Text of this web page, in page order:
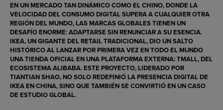
EN UN MERCADO TAN DINÁMICO COMO EL CHINO, DONDE LA
VELOCIDAD DEL CONSUMO DIGITAL SUPERA A CUALQUIER OTRA
REGIÓN DEL MUNDO, LAS MARCAS GLOBALES TIENEN UN
DESAFÍO ENORME: ADAPTARSE SIN RENUNCIAR A SU ESENCIA.
IKEA, UN GIGANTE DEL RETAIL TRADICIONAL, DIO UN SALTO
HISTÓRICO AL LANZAR POR PRIMERA VEZ EN TODO EL MUNDO
UNA TIENDA OFICIAL EN UNA PLATAFORMA EXTERNA: TMALL, DEL
ECOSISTEMA ALIBABA. ESTE PROYECTO, LIDERADO POR
TIANTIAN SHAO, NO SOLO REDEFINIÓ LA PRESENCIA DIGITAL DE
IKEA EN CHINA, SINO QUE TAMBIÉN SE CONVIRTIÓ EN UN CASO
DE ESTUDIO GLOBAL.